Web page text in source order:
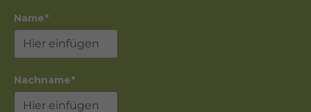
Name*
Nachname*